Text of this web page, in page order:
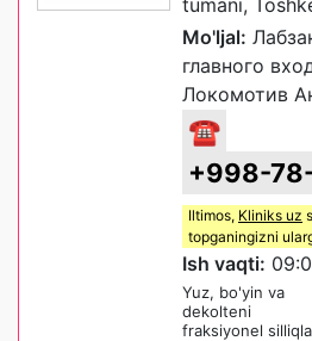
Mo'ljal:
главного
Локомотив
☎
+998-
Iltimos, Kliniks uz
topganingizni
Ish vaqti:
Yuz, bo'yin va
dekolteni
fraksiyonel